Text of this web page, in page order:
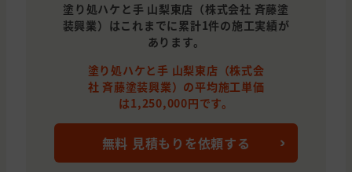
塗り処ハケと手 山梨東店（株式会社 斉藤塗
装興業）はこれまでに累計1件の施工実績が
あります。
塗り処ハケと手 山梨東店（株式会
社 斉藤塗装興業）の平均施工単価
は1,250,000円です。
無料 見積もりを依頼する